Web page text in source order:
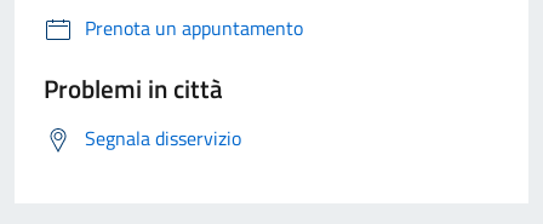
Prenota un appuntamento
Problemi in città
Segnala disservizio